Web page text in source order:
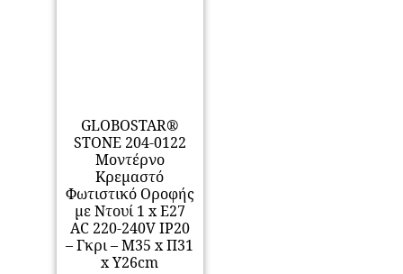
GLOBOSTAR®
STONE 204-0122
Μοντέρνο
Κρεμαστό
Φωτιστικό Οροφής
με Ντουί 1 x E27
AC 220-240V IP20
– Γκρι – Μ35 x Π31
x Υ26cm